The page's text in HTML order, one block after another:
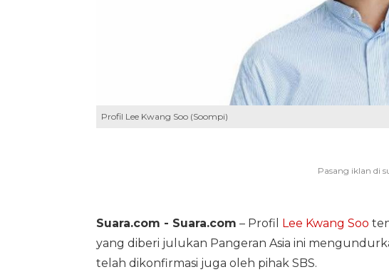
Profil Lee Kwang Soo (Soompi)
Suara.com - Suara.com – Profil Lee Kwang Soo
yang diberi julukan Pangeran Asia ini
telah dikonfirmasi juga oleh pihak SBS.